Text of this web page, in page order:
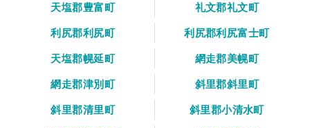
天塩郡豊富町
礼文郡礼文町
利尻郡利尻町
利尻郡利尻富士町
天塩郡幌延町
網走郡美幌町
網走郡津別町
斜里郡斜里町
斜里郡清里町
斜里郡小清水町